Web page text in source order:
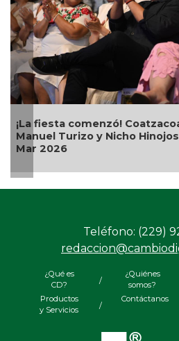
Coatzacoalcos vibra con
Hinojosa en el Festival del
Teléfono: (229)
¿Qué es
CD?
/
¿Quiénes
somos?
Productos
y Servicios
/
Contáctanos